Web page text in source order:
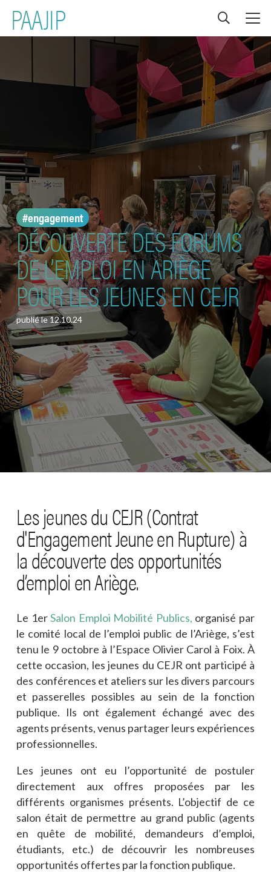
PAAJIP
#engagement
DÉCOUVERTE DES FORUMS
DE L’EMPLOI EN ARIÈGE
POUR LES JEUNES EN CEJR
publié le12.10.24
Les jeunes du CEJR (Contrat
d'Engagement Jeune en Rupture) à
la découverte des opportunités
d’emploi en Ariège.
Le 1erSalon Emploi Mobilité Publics, organisé par
le comité local de l’emploi public de l’Ariège, s’est
tenu le 9 octobre à l’Espace Olivier Carol à Foix. À
cette occasion, les jeunes du CEJR ont participé à
des conférences et ateliers sur les divers parcours
et passerelles possibles au sein de la fonction
publique. Ils ont également échangé avec des
agents présents, venus partager leurs expériences
professionnelles.
Les jeunes ont eu l’opportunité de postuler
directement aux offres proposées par les
différents organismes présents. L’objectif de ce
salon était de permettre au grand public (agents
en quête de mobilité, demandeurs d’emploi,
étudiants, etc.) de découvrir les nombreuses
opportunités offertes par la fonction publique.